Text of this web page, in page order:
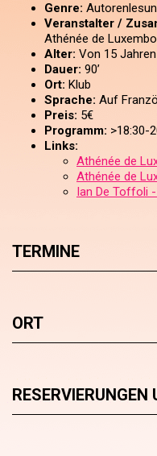
Genre:
Veranstalter /
Athénée de
Alter: Von 15 Jahren
Dauer: 90’
Ort: Klub
Sprache: Auf
Preis: 5€
Programm: >18:30-
Links:
Athénée de
Athénée de
Ian De Toffoli
TERMINE
ORT
RESERVIERUNGEN